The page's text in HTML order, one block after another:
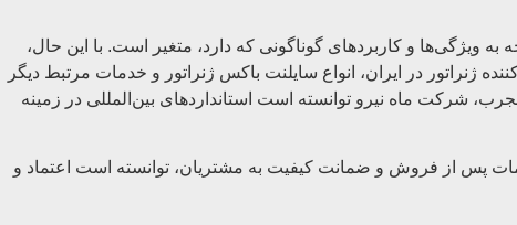
به ویژگی‌ها و کاربردهای گوناگونی که دارد، متغیر است. با این حال،
ژنراتور در ایران، انواع سایلنت باکس ژنراتور و خدمات مرتبط دیگر
شرکت ماه نیرو توانسته است استانداردهای بین‌المللی در زمینه
پس از فروش و ضمانت کیفیت به مشتریان، توانسته است اعتماد و